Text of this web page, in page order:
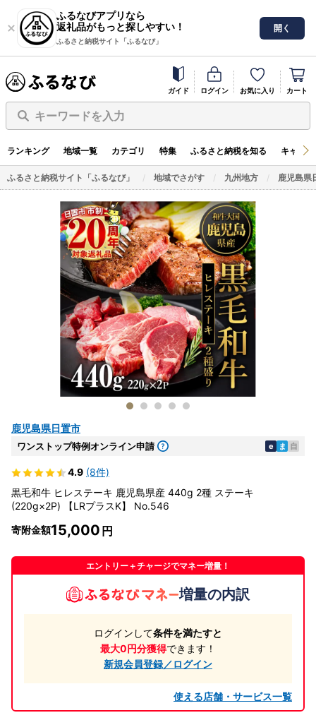
ふるなびアプリなら
返礼品がもっと探しやすい！
ふるさと納税サイト「ふるなび」
開く
ガイド ログイン お気に入り カート
キーワードを入力
ランキング 地域一覧 カテゴリ 特集 ふるさと納税を知る キャン
ふるさと納税サイト「ふるなび」 地域でさがす 九州地方 鹿児島県
鹿児島県日置市
ワンストップ特例オンライン申請 e ま 自
4.9 (8件)
黒毛和牛 ヒレステーキ 鹿児島県産 440g 2種 ステーキ
(220g×2P) 【LRプラスK】 No.546
寄附金額15,000
エントリー＋チャージでマネー増量！
増量の内訳
ログインして条件を満たすと
最大0円分獲得できます！
新規会員登録／ログイン
使える店舗・サービス一覧